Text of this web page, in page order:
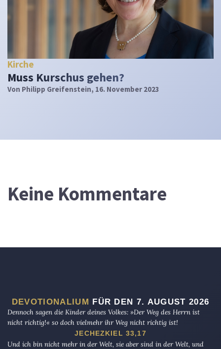
Kirche
Muss Kurschus gehen?
Von Philipp Greifenstein, 16. November 2023
Keine Kommentare
DEVOTIONALIUM FÜR DEN 7. AUGUST 2026
Dennoch sagen die Kinder deines Volkes: »Der Weg des Herrn ist
nicht richtig!« so doch vielmehr ihr Weg nicht richtig ist!
JECHEZKIEL 33,17
Und ich bin nicht mehr in der Welt, sie aber sind in der Welt, und